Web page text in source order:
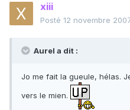
xiii
Posté 12 novembre
Aurel a dit :
Jo me fait la gueule, hélas.
vers le mien.